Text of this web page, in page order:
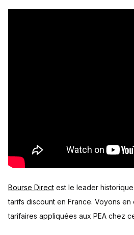
Bourse Direct est le leader
tarifs discount en France. Voyons en
tarifaires appliquées aux PEA chez